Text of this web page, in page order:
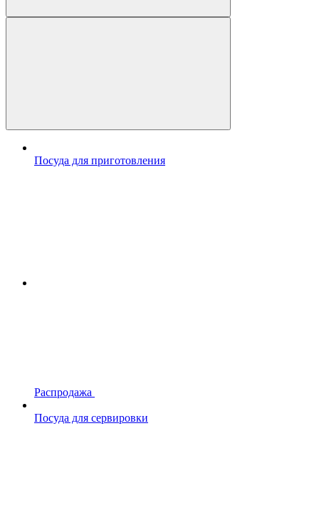
Посуда для приготовления
Распродажа
Посуда для сервировки